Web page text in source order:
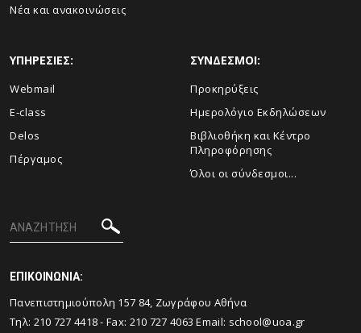
Νέα και ανακοινώσεις
ΥΠΗΡΕΣΙΕΣ:
Webmail
E-class
Delos
Πέργαμος
ΣΥΝΔΕΣΜΟΙ:
Προκηρύξεις
Ημερολόγιο Εκδηλώσεων
Βιβλιοθήκη και Κέντρο
Πληροφόρησης
Όλοι οι σύνδεσμοι...
ΕΠΙΚΟΙΝΩΝΙΑ:
Πανεπιστημιούπολη 157 84, Ζωγράφου Αθήνα
Τηλ: 210 727 4418- Fax: 210 727 4063 Email: school@uoa.gr